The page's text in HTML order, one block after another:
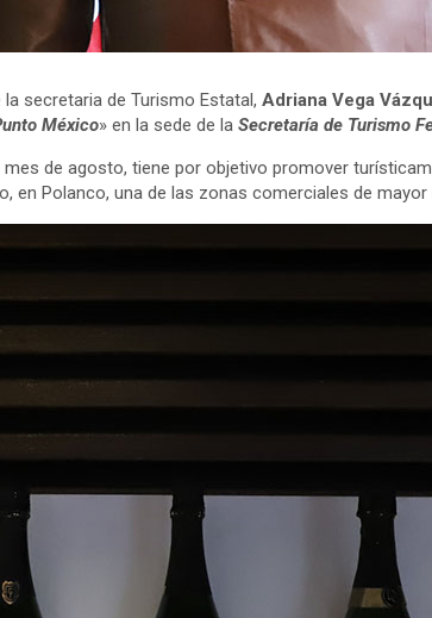
la secretaria de Turismo Estatal, Adriana Vega
México» en la sede de la Secretaría de Turismo
de agosto, tiene por objetivo promover
Polanco, una de las zonas comerciales de mayor